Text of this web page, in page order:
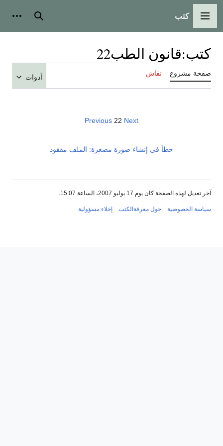
القائمة الرئيسية
كتب بحث
كتب:قانون الطب22
صفحة مشروع نقاش أدوات
Previous 22 Next
خطأ في إنشاء صورة مصغرة: الملف مفقود
آخر تعديل لهذه الصفحة كان يوم 17 يوليو 2007، الساعة 15:07.
سياسة الخصوصية حول معرفةالكتب إخلاء مسؤولية